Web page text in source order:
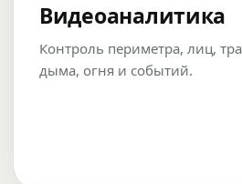
Видеоаналитика
Контроль периметра, лиц,
дыма, огня и событий.